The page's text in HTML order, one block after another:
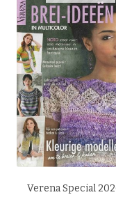
Verena Special